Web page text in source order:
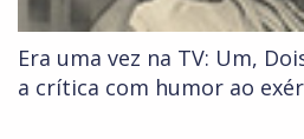
Era uma vez na TV: Um,
a crítica com humor ao